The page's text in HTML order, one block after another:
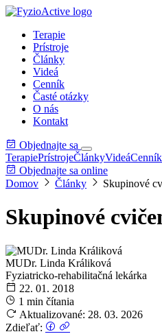
Terapie
Prístroje
Články
Videá
Cenník
Časté otázky
O nás
Kontakt
Objednajte sa
TerapiePrístrojeČlánkyVideáCenník
Objednajte sa online
Domov
Články Skupinové
Skupinové
MUDr. Linda Králiková
Fyziatricko-rehabilitačná lekárka
22. 01. 2018
1 min čítania
Aktualizované: 28. 03. 2026
Zdieľať: